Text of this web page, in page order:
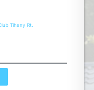
Tihany Rt.